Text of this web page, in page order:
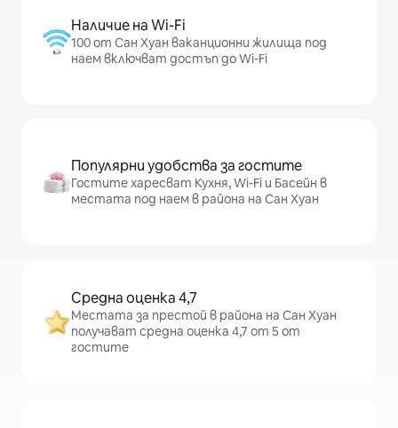
Наличие на Wi-Fi
100 от Сан Хуан ваканционни жилища под
наем включват достъп до Wi-Fi
Популярни удобства за гостите
Гостите харесват Кухня, Wi-Fi и Басейн в
местата под наем в района на Сан Хуан
Средна оценка 4,7
Местата за престой в района на Сан Хуан
получават средна оценка 4,7 от 5 от
гостите